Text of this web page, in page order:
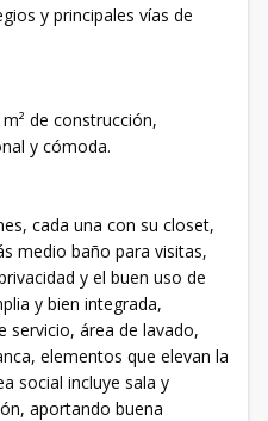
y principales vías de
de construcción,
y cómoda.
cada una con su closet,
medio baño para visitas,
y el buen uso de
y bien integrada,
servicio, área de lavado,
elementos que elevan la
social incluye sala y
aportando buena